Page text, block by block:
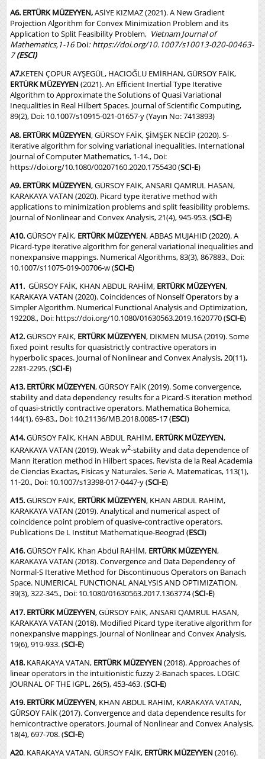
A6. ERTÜRK MÜZEYYEN,ASİYE KIZMAZ (2021). A New Gradient
Projection Algorithm for Convex Minimization Problem and its
Application to Split Feasibility Problem, Vietnam Journal of
Mathematics,1-16Doi:https://doi.org/10.1007/s10013-020-00463-
7(ESCI)
A7.KETEN ÇOPUR AYŞEGÜL, HACIOĞLU EMİRHAN, GÜRSOY FAİK,
ERTÜRK MÜZEYYEN (2021). An Efficient Inertial Type Iterative
Algorithm to Approximate the Solutions of Quasi Variational
Inequalities in Real Hilbert Spaces. Journal of Scientific Computing,
89(2), Doi: 10.1007/s10915-021-01657-y (Yayın No: 7413893)
A8. ERTÜRK MÜZEYYEN, GÜRSOY FAİK, ŞİMŞEK NECİP (2020). S-
iterative algorithm for solving variational inequalities. International
Journal of Computer Mathematics, 1-14., Doi:
https://doi.org/10.1080/00207160.2020.1755430(SCI-E)
A9. ERTÜRK MÜZEYYEN, GÜRSOY FAİK, ANSARI QAMRUL HASAN,
KARAKAYA VATAN (2020). Picard type iterative method with
applications to minimization problems and split feasibility problems.
Journal of Nonlinear and Convex Analysis, 21(4), 945-953. (SCI-E)
A10.GÜRSOY FAİK, ERTÜRK MÜZEYYEN, ABBAS MUJAHID (2020). A
Picard-type iterative algorithm for general variational inequalities and
nonexpansive mappings. Numerical Algorithms, 83(3), 867883., Doi:
10.1007/s11075-019-00706-w (SCI-E)
A11. GÜRSOY FAİK, KHAN ABDUL RAHİM, ERTÜRK MÜZEYYEN,
KARAKAYA VATAN (2020). Coincidences of Nonself Operators by a
Simpler Algorithm. Numerical Functional Analysis and Optimization,
192208., Doi: https://doi.org/10.1080/01630563.2019.1620770(SCI-E)
A12.GÜRSOY FAİK, ERTÜRK MÜZEYYEN, DİKMEN MUSA (2019). Some
fixed point results for quasistrictly contractive operators in
hyperbolic spaces. Journal of Nonlinear and Convex Analysis, 20(11),
2281-2295. (SCI-E)
A13. ERTÜRK MÜZEYYEN, GÜRSOY FAİK (2019). Some convergence,
stability and data dependency results for a Picard-S iteration method
of quasi-strictly contractive operators. Mathematica Bohemica,
144(1), 69-83., Doi: 10.21136/MB.2018.0085-17 (ESCI)
A14.GÜRSOY FAİK, KHAN ABDUL RAHİM, ERTÜRK MÜZEYYEN,
KARAKAYA VATAN (2019). Weak w2-stability and data dependence of
Mann iteration method in Hilbert spaces. Revista de la Real Academia
de Ciencias Exactas, Fisicas y Naturales. Serie A. Matematicas, 113(1),
11-20., Doi: 10.1007/s13398-017-0447-y (SCI-E)
A15.GÜRSOY FAİK, ERTÜRK MÜZEYYEN, KHAN ABDUL RAHİM,
KARAKAYA VATAN (2019). Analytical and numerical aspect of
coincidence point problem of quasive-contractive operators.
Publications De L Institut Mathematique-Beograd (ESCI)
A16.GÜRSOY FAİK, Khan Abdul RAHİM, ERTÜRK MÜZEYYEN,
KARAKAYA VATAN (2018). Convergence and Data Dependency of
Normal-S Iterative Method for Discontinuous Operators on Banach
Space. NUMERICAL FUNCTIONAL ANALYSIS AND OPTIMIZATION,
39(3), 322-345., Doi: 10.1080/01630563.2017.1363774 (SCI-E)
A17. ERTÜRK MÜZEYYEN, GÜRSOY FAİK, ANSARI QAMRUL HASAN,
KARAKAYA VATAN (2018). Modified Picard type iterative algorithm for
nonexpansive mappings. Journal of Nonlinear and Convex Analysis,
19(6), 919-933. (SCI-E)
A18. KARAKAYA VATAN, ERTÜRK MÜZEYYEN (2018). Approaches of
linear operators in the intuitionistic fuzzy 2-Banach spaces. LOGIC
JOURNAL OF THE IGPL, 26(5), 453-463. (SCI-E)
A19. ERTÜRK MÜZEYYEN, KHAN ABDUL RAHİM, KARAKAYA VATAN,
GÜRSOY FAİK (2017). Convergence and data dependence results for
hemicontractive operators. Journal of Nonlinear and Convex Analysis,
18(4), 697-708. (SCI-E)
A20. KARAKAYA VATAN, GÜRSOY FAİK, ERTÜRK MÜZEYYEN (2016).